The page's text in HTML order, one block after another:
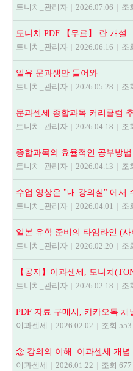
토니치_관리자 | 2026.07.06 | 조
토니치 PDF 【무료】 란 개설
토니치_관리자 | 2026.06.16 | 조
일유 문과생만 들어와
토니치_관리자 | 2026.05.28 | 조
문과센세 종합과목 커리큘럼
토니치_관리자 | 2026.04.18 | 조
종합과목의 효율적인 공부방법
토니치_관리자 | 2026.04.13 | 조
수업 영상은 "내 강의실" 에서
토니치_관리자 | 2026.04.01 | 조
일본 유학 준비의 타임라인 (
토니치_관리자 | 2026.02.20 | 조
【공지】이과센세, 토니치
토니치_관리자 | 2026.02.18 | 조
이과센세
| 2026.02.02 | 조회 553
이과센세
| 2026.01.22 | 조회 677